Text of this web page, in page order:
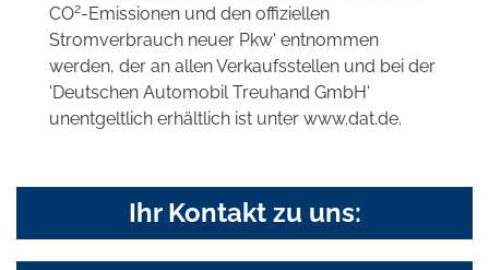
CO2-Emissionen und den offiziellen
Stromverbrauch neuer Pkw' entnommen
werden, der an allen Verkaufsstellen und bei der
'Deutschen Automobil Treuhand GmbH'
unentgeltlich erhältlich ist unter www.dat.de.
Ihr Kontakt zu uns: